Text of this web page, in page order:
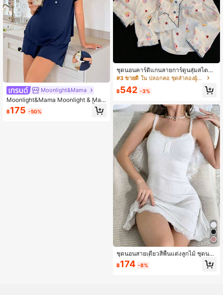
Moonlight&Mama
Moonlight&Mama Moonlight & Mam
a ชุดคลุมท้องสำหรับให้นมบุตร สีน้ำเงิ
นกรมท่า คอระบาย เปิดหน้า ปรับเอวได้
฿175 -50%
ชุดนอนคาร์ดิแกนลายการ์ตูนสุ่มสไตล์น่
ารักสำหรับผู้หญิง ใหม่ ชายระบาย สบา
#3 ขายดี ใน ปลอกคอ ชุดลำลองผู้หญิง
฿542 -3%
ชุดนอนสายเดี่ยวสีพื้นแต่งลูกไม้ ชุดนอ
นลำลองแฟชั่นผู้หญิง ฤดูใบไม้ผลิ ฤดูร้อ
น ฤดูใบไม้ร่วง ทรงเข้ารูป
฿174 -8%